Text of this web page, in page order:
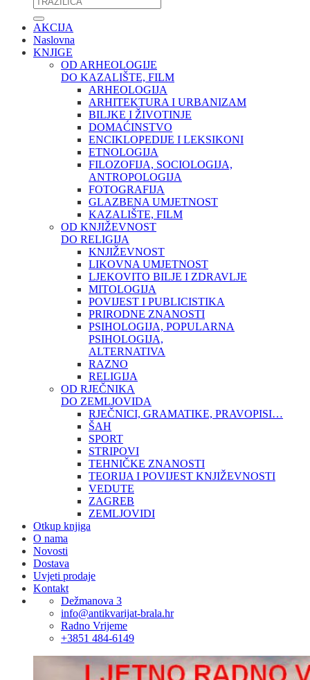
AKCIJA
Naslovna
KNJIGE
OD ARHEOLOGIJE
DO KAZALIŠTE, FILM
ARHEOLOGIJA
ARHITEKTURA I URBANIZAM
BILJKE I ŽIVOTINJE
DOMAĆINSTVO
ENCIKLOPEDIJE I LEKSIKONI
ETNOLOGIJA
FILOZOFIJA, SOCIOLOGIJA,
ANTROPOLOGIJA
FOTOGRAFIJA
GLAZBENA UMJETNOST
KAZALIŠTE, FILM
OD KNJIŽEVNOST
DO RELIGIJA
KNJIŽEVNOST
LIKOVNA UMJETNOST
LJEKOVITO BILJE I ZDRAVLJE
MITOLOGIJA
POVIJEST I PUBLICISTIKA
PRIRODNE ZNANOSTI
PSIHOLOGIJA, POPULARNA
PSIHOLOGIJA,
ALTERNATIVA
RAZNO
RELIGIJA
OD RJEČNIKA
DO ZEMLJOVIDA
RJEČNICI, GRAMATIKE, PRAVOPISI…
ŠAH
SPORT
STRIPOVI
TEHNIČKE ZNANOSTI
TEORIJA I POVIJEST KNJIŽEVNOSTI
VEDUTE
ZAGREB
ZEMLJOVIDI
Otkup knjiga
O nama
Novosti
Dostava
Uvjeti prodaje
Kontakt
Dežmanova 3
info@antikvarijat-brala.hr
Radno Vrijeme
+3851 484-6149